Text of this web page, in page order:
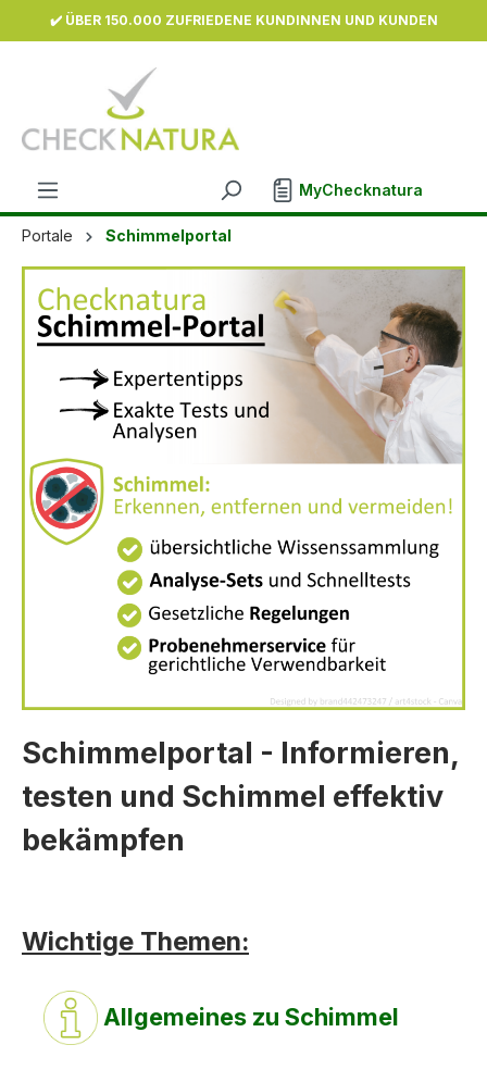
springen
✔️ ÜBER 150.000 ZUFRIEDENE KUNDINNEN UND KUNDEN
MyChecknatura
Portale Schimmelportal
Schimmelportal - Informieren,
testen und Schimmel effektiv
bekämpfen
Wichtige Themen:
Allgemeines zu Schimmel